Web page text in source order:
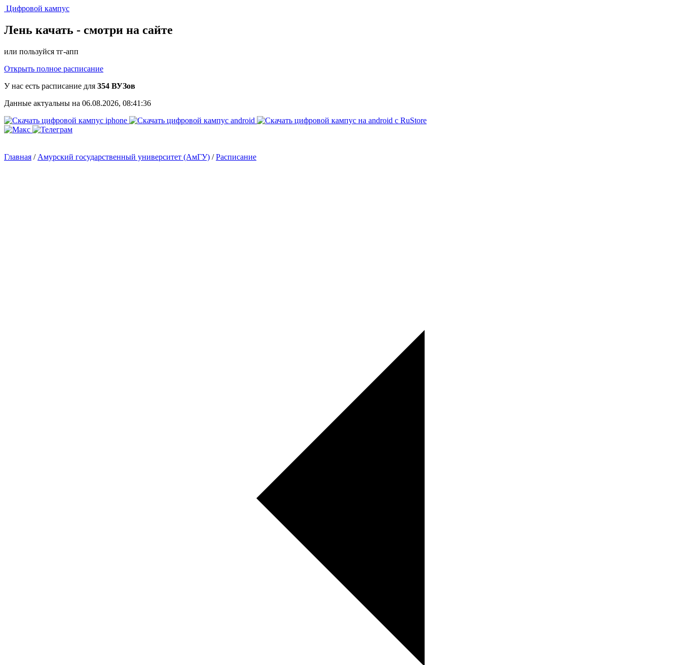
Цифровой кампус
Лень качать - смотри на сайте
или пользуйся тг-апп
Открыть полное расписание
У нас есть расписание для 354 ВУЗов
Данные актуальны на 06.08.2026, 08:41:36
Главная / Амурский государственный университет (АмГУ) /Расписание